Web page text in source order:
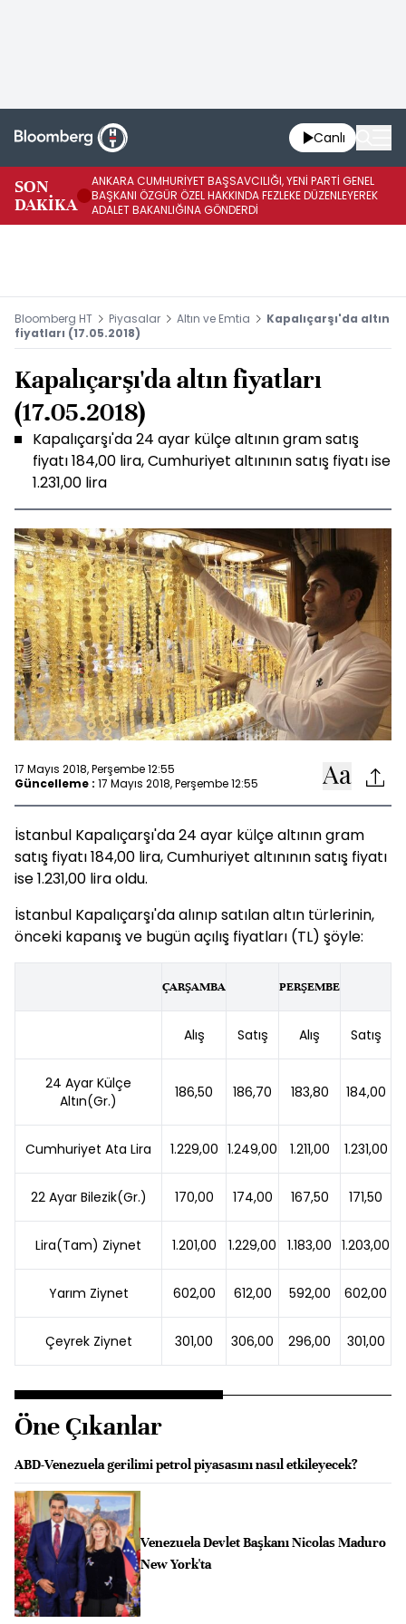
Canlı
SON
DAKİKA
ANKARA CUMHURİYET BAŞSAVCILIĞI, YENİ PARTİ GENEL
BAŞKANI ÖZGÜR ÖZEL HAKKINDA FEZLEKE DÜZENLEYEREK
ADALET BAKANLIĞINA GÖNDERDİ
Bloomberg HT Piyasalar Altın ve Emtia
Kapalıçarşı'da altın
fiyatları (17.05.2018)
Kapalıçarşı'da altın fiyatları
(17.05.2018)
Kapalıçarşı'da 24 ayar külçe altının gram satış
fiyatı 184,00 lira, Cumhuriyet altınının satış fiyatı ise
1.231,00 lira
17 Mayıs 2018, Perşembe 12:55
Güncelleme : 17 Mayıs 2018, Perşembe 12:55
İstanbul Kapalıçarşı'da 24 ayar külçe altının gram
satış fiyatı 184,00 lira, Cumhuriyet altınının satış fiyatı
ise 1.231,00 lira oldu.
İstanbul Kapalıçarşı'da alınıp satılan altın türlerinin,
önceki kapanış ve bugün açılış fiyatları (TL) şöyle:
ÇARŞAMBA PERŞEMBE
Alış Satış Alış Satış
24 Ayar Külçe
Altın(Gr.)
186,50 186,70 183,80 184,00
Cumhuriyet Ata Lira 1.229,00 1.249,00 1.211,00 1.231,00
22 Ayar Bilezik(Gr.) 170,00 174,00 167,50 171,50
Lira(Tam) Ziynet 1.201,00 1.229,00 1.183,00 1.203,00
Yarım Ziynet 602,00 612,00 592,00 602,00
Çeyrek Ziynet 301,00 306,00 296,00 301,00
Öne Çıkanlar
ABD-Venezuela gerilimi petrol piyasasını nasıl etkileyecek?
Venezuela Devlet Başkanı Nicolas Maduro
New York'ta